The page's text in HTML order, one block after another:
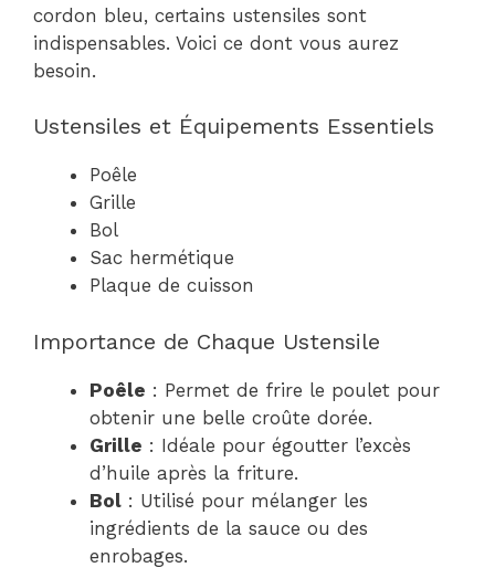
cordon bleu, certains ustensiles sont
indispensables. Voici ce dont vous aurez
besoin.
Ustensiles et Équipements Essentiels
Poêle
Grille
Bol
Sac hermétique
Plaque de cuisson
Importance de Chaque Ustensile
Poêle : Permet de frire le poulet pour
obtenir une belle croûte dorée.
Grille : Idéale pour égoutter l’excès
d’huile après la friture.
Bol : Utilisé pour mélanger les
ingrédients de la sauce ou des
enrobages.